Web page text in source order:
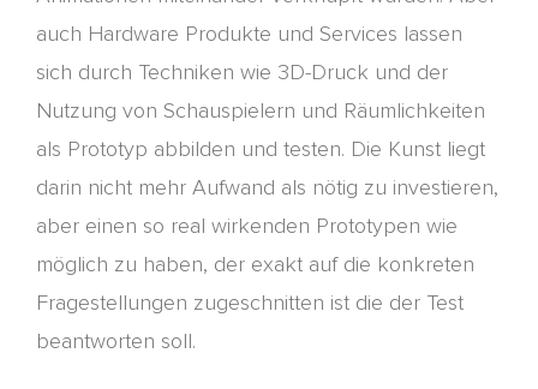
auch Hardware Produkte und Services lassen
sich durch Techniken wie 3D-Druck und der
Nutzung von Schauspielern und Räumlichkeiten
als Prototyp abbilden und testen. Die Kunst liegt
darin nicht mehr Aufwand als nötig zu investieren,
aber einen so real wirkenden Prototypen wie
möglich zu haben, der exakt auf die konkreten
Fragestellungen zugeschnitten ist die der Test
beantworten soll.